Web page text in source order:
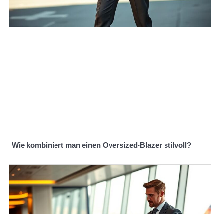
Wie kombiniert man einen Oversized-Blazer stilvoll?